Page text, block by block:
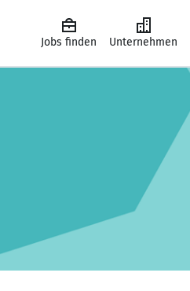
Jobs finden Unternehmen